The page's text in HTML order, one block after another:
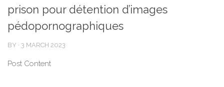
prison pour détention d’images
pédopornographiques
BY · 3 MARCH 2023
Post Content